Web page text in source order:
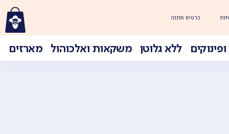
כרטיס מתנה
ללא גלוטן משקאות ואלכוהול מארזים